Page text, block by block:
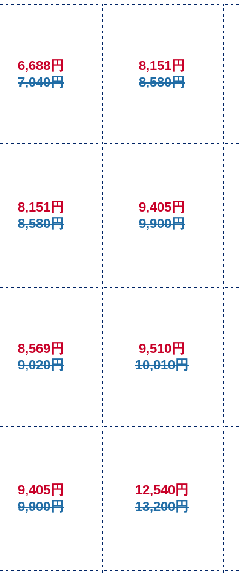
6,688円
7,040円
8,151円
8,580円
8,151円
8,580円
9,405円
9,900円
8,569円
9,020円
9,510円
10,010円
9,405円
9,900円
12,540円
13,200円